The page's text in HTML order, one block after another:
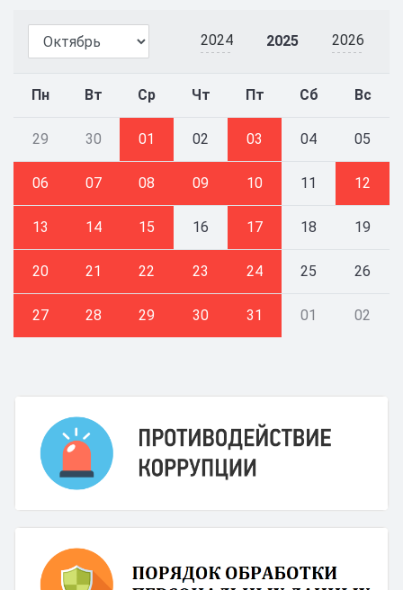
2024 2025 2026
Пн Вт Ср Чт Пт Сб Вс
29 30 01 02 03 04 05
06 07 08 09 10 11 12
13 14 15 16 17 18 19
20 21 22 23 24 25 26
27 28 29 30 31 01 02